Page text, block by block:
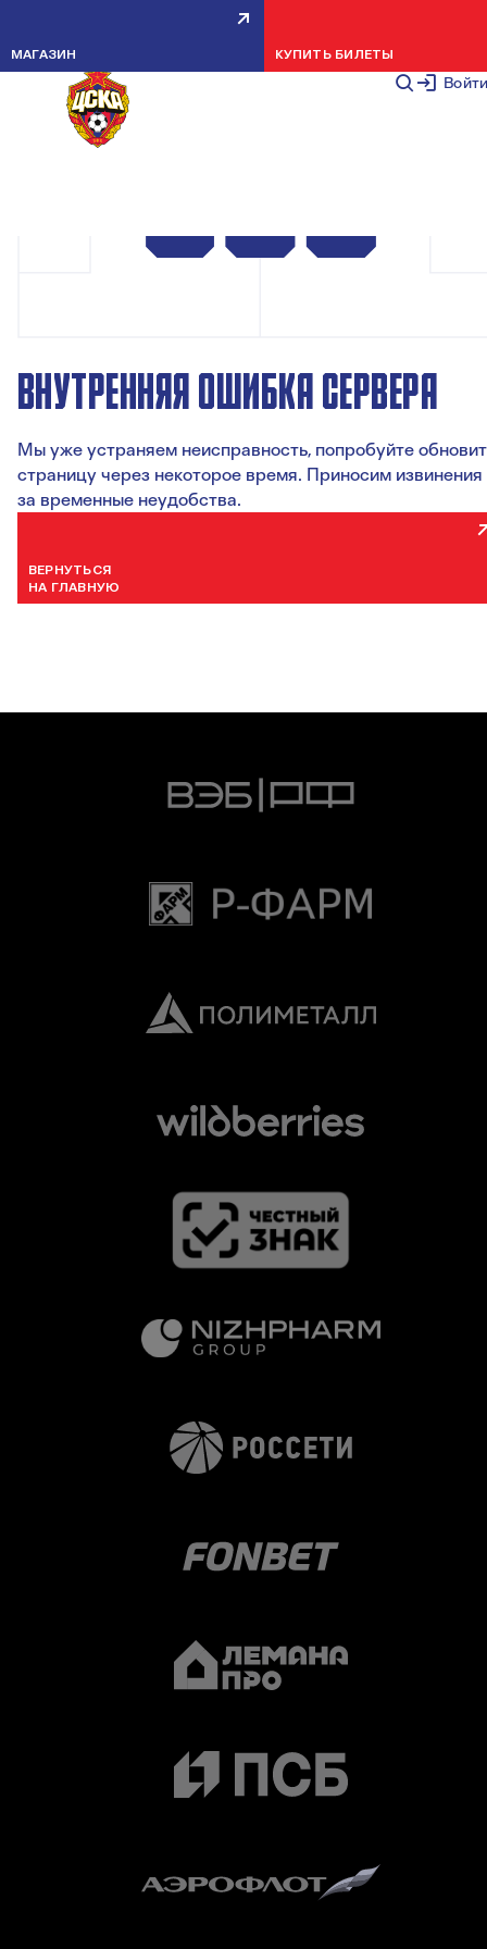
Войти
МАГАЗИН КУПИТЬ БИЛЕТЫ
ВНУТРЕННЯЯ ОШИБКА СЕРВЕРА
Мы уже устраняем неисправность, попробуйте
страницу через некоторое время. Приносим извинения
за временные неудобства.
ВЕРНУТЬСЯ
НА ГЛАВНУЮ